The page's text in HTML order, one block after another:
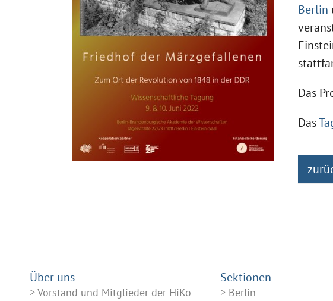
Berlin
Das
Das
Über uns
Vorstand und Mitglieder der HiKo
Sektionen
Berlin